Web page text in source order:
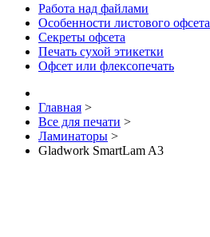
Работа над файлами
Особенности листового офсета
Секреты офсета
Печать сухой этикетки
Офсет или флексопечать
Главная >
Все для печати >
Ламинаторы >
Gladwork SmartLam A3